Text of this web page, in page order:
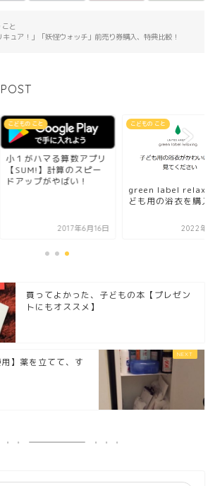
と
ュア！」「妖怪ウォッチ」前売り券購入、特典比較！
こどもの こと
小１がハマる算数アプリ
【SUM!】計算のスピー
ドアップがやばい！
2017年6月16日
こどもの こと
green label
ども用の浴衣を購入
2022年6
買ってよかった、子どもの本【プレゼン
トにもオススメ】
】薬を立てて、す